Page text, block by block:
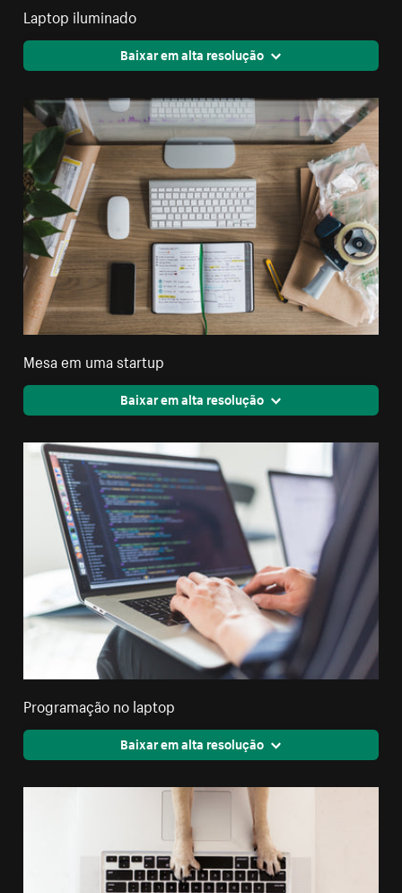
Laptop iluminado
Baixar em alta resolução
Mesa em uma startup
Baixar em alta resolução
Programação no laptop
Baixar em alta resolução